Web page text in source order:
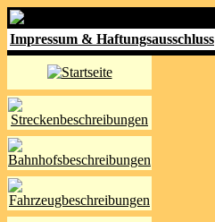
Impressum & Haftungsausschluss